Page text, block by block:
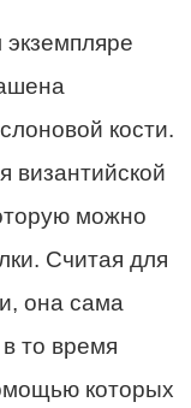
кости.
византийской
можно
Считая для
она сама
то время
которых